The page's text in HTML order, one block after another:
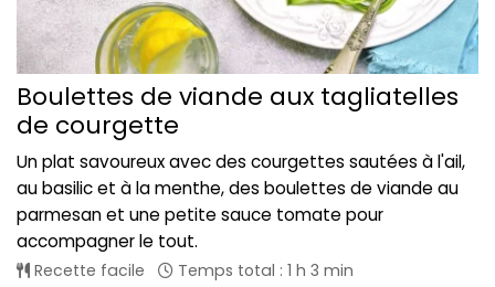
Boulettes de viande aux tagliatelles
de courgette
Un plat savoureux avec des courgettes sautées à l'ail,
au basilic et à la menthe, des boulettes de viande au
parmesan et une petite sauce tomate pour
accompagner le tout.
Recette facile Temps total : 1 h 3 min